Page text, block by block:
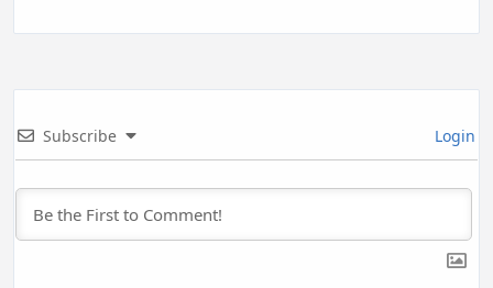
Subscribe Login